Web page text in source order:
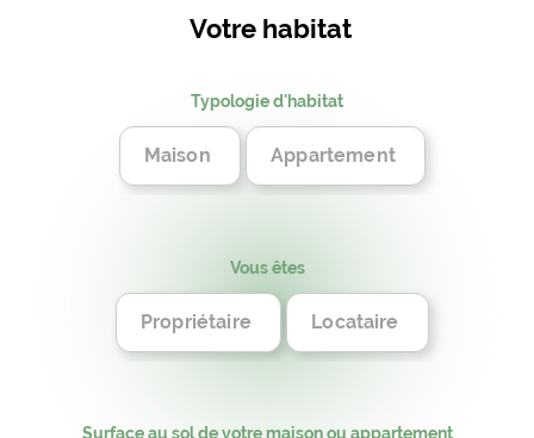
Votre habitat
Typologie d'habitat
Maison Appartement
Vous êtes
Propriétaire Locataire
Surface au sol de votre maison ou appartement